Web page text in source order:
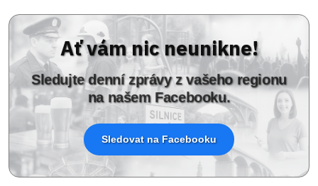
Ať vám nic neunikne!
Sledujte denní zprávy z vašeho regionu
na našem Facebooku.
Sledovat na Facebooku